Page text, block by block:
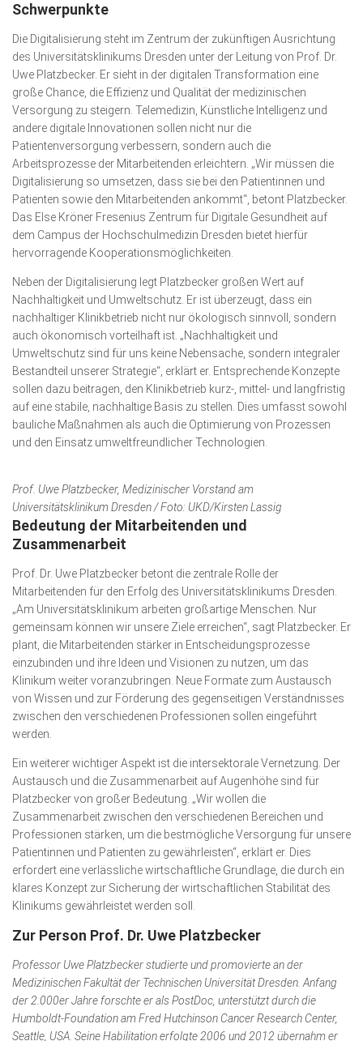
Schwerpunkte
Die Digitalisierung steht im Zentrum der zukünftigen Ausrichtung
des Universitätsklinikums Dresden unter der Leitung von Prof. Dr.
Uwe Platzbecker. Er sieht in der digitalen Transformation eine
große Chance, die Effizienz und Qualität der medizinischen
Versorgung zu steigern. Telemedizin, Künstliche Intelligenz und
andere digitale Innovationen sollen nicht nur die
Patientenversorgung verbessern, sondern auch die
Arbeitsprozesse der Mitarbeitenden erleichtern. „Wir müssen die
Digitalisierung so umsetzen, dass sie bei den Patientinnen und
Patienten sowie den Mitarbeitenden ankommt“, betont Platzbecker.
Das Else Kröner Fresenius Zentrum für Digitale Gesundheit auf
dem Campus der Hochschulmedizin Dresden bietet hierfür
hervorragende Kooperationsmöglichkeiten.
Neben der Digitalisierung legt Platzbecker großen Wert auf
Nachhaltigkeit und Umweltschutz. Er ist überzeugt, dass ein
nachhaltiger Klinikbetrieb nicht nur ökologisch sinnvoll, sondern
auch ökonomisch vorteilhaft ist. „Nachhaltigkeit und
Umweltschutz sind für uns keine Nebensache, sondern integraler
Bestandteil unserer Strategie“, erklärt er. Entsprechende Konzepte
sollen dazu beitragen, den Klinikbetrieb kurz-, mittel- und langfristig
auf eine stabile, nachhaltige Basis zu stellen. Dies umfasst sowohl
bauliche Maßnahmen als auch die Optimierung von Prozessen
und den Einsatz umweltfreundlicher Technologien.
Prof. Uwe Platzbecker, Medizinischer Vorstand am
Universitätsklinikum Dresden / Foto: UKD/Kirsten Lassig
Bedeutung der Mitarbeitenden und
Zusammenarbeit
Prof. Dr. Uwe Platzbecker betont die zentrale Rolle der
Mitarbeitenden für den Erfolg des Universitätsklinikums Dresden.
„Am Universitätsklinikum arbeiten großartige Menschen. Nur
gemeinsam können wir unsere Ziele erreichen“, sagt Platzbecker. Er
plant, die Mitarbeitenden stärker in Entscheidungsprozesse
einzubinden und ihre Ideen und Visionen zu nutzen, um das
Klinikum weiter voranzubringen. Neue Formate zum Austausch
von Wissen und zur Förderung des gegenseitigen Verständnisses
zwischen den verschiedenen Professionen sollen eingeführt
werden.
Ein weiterer wichtiger Aspekt ist die intersektorale Vernetzung. Der
Austausch und die Zusammenarbeit auf Augenhöhe sind für
Platzbecker von großer Bedeutung. „Wir wollen die
Zusammenarbeit zwischen den verschiedenen Bereichen und
Professionen stärken, um die bestmögliche Versorgung für unsere
Patientinnen und Patienten zu gewährleisten“, erklärt er. Dies
erfordert eine verlässliche wirtschaftliche Grundlage, die durch ein
klares Konzept zur Sicherung der wirtschaftlichen Stabilität des
Klinikums gewährleistet werden soll.
Zur Person Prof. Dr. Uwe Platzbecker
Professor Uwe Platzbecker studierte und promovierte an der
Medizinischen Fakultät der Technischen Universität Dresden. Anfang
der 2.000er Jahre forschte er als PostDoc, unterstützt durch die
Humboldt-Foundation am Fred Hutchinson Cancer Research Center,
Seattle, USA. Seine Habilitation erfolgte 2006 und 2012 übernahm er